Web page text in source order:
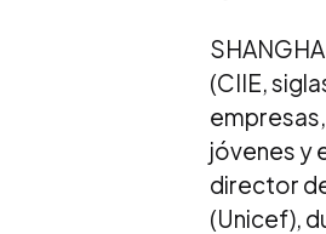
(CIIE,
jóvenes y
director
(Unicef),